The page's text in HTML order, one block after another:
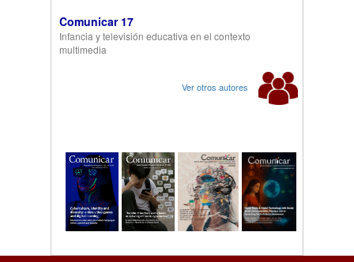
Comunicar 17
Infancia y televisión educativa en el contexto
multimedia
Ver otros autores